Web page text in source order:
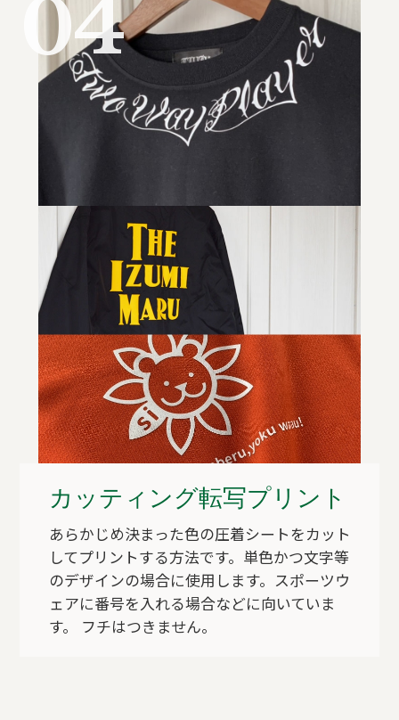
04
カッティング転写プリント
あらかじめ決まった色の圧着シートをカット
してプリントする方法です。単色かつ文字等
のデザインの場合に使用します。スポーツウ
ェアに番号を入れる場合などに向いていま
す。 フチはつきません。